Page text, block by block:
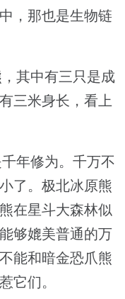
，那也是生物链
其中有三只是成
三米身长，看上
年修为。千万不
了。极北冰原熊
在星斗大森林似
够媲美普通的万
能和暗金恐爪熊
它们。